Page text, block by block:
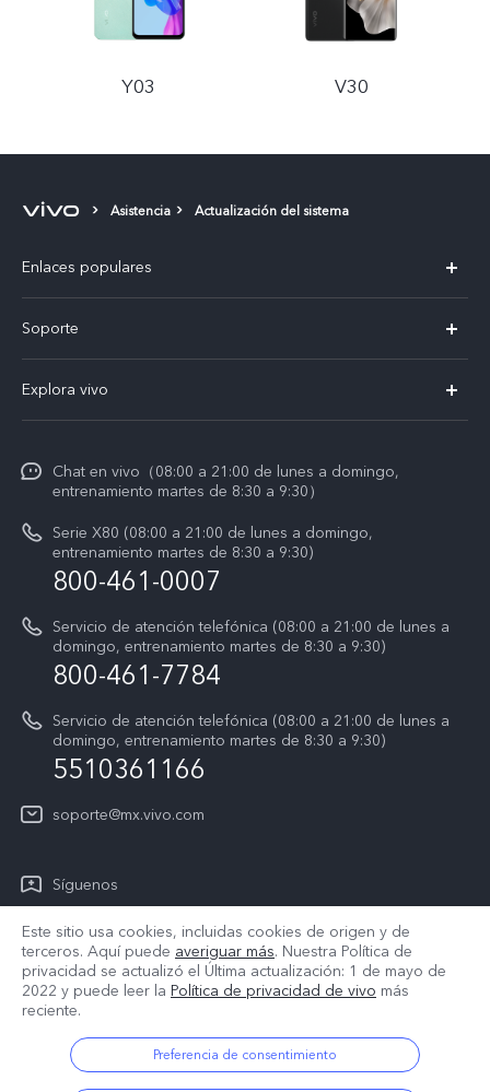
Y03 V30
Asistencia Actualización del sistema
Enlaces populares
Y29
Soporte
Centro de servicio
Consulta el Precio de los Repuestos
Manual de usuario
Actualización del sistema
Instrucciones de la garantía de vivo
Explora vivo
La vida en vivo
Acerca de nosotros
Centro de privacidad de vivo
T&C X300 Pro
#vivoElFútbol
T&C #vivoElFútbol
Chat en vivo（08:00 a 21:00 de lunes a domingo,
entrenamiento martes de 8:30 a 9:30）
Serie X80 (08:00 a 21:00 de lunes a domingo,
entrenamiento martes de 8:30 a 9:30)
800-461-0007
Servicio de atención telefónica (08:00 a 21:00 de lunes a
domingo, entrenamiento martes de 8:30 a 9:30)
800-461-7784
Servicio de atención telefónica (08:00 a 21:00 de lunes a
domingo, entrenamiento martes de 8:30 a 9:30)
5510361166
soporte@mx.vivo.com
Síguenos
México | Seleccione país/región
© 2026 vivo Mobile Communication Co., Ltd. Todos los derechos
Este sitio usa cookies, incluidas cookies de origen y de
terceros. Aquí puede averiguar más. Nuestra Política de
privacidad se actualizó el Última actualización: 1 de mayo de
2022 y puede leer la Política de privacidad de vivo más
reciente.
Preferencia de consentimiento